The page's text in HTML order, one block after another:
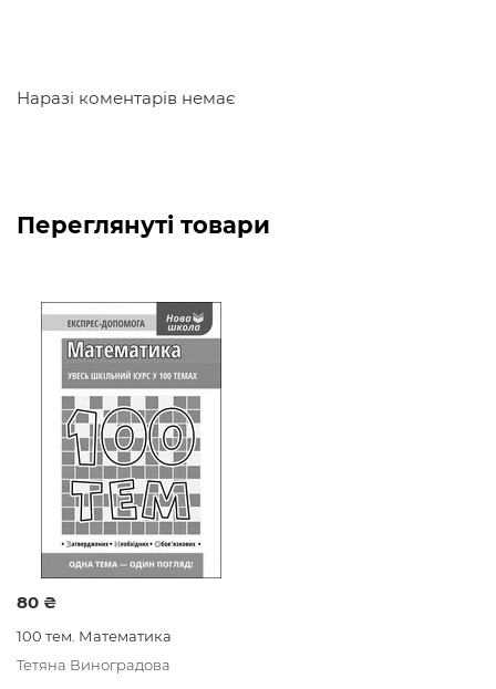
інтегрування і диференціювання винесені в розділ
представлені всі обов'язкові для вивчення в
середній і старшій школі теореми. Прямокутний
операції з векторами - всі ці теми можна повторити
або уточнити в довіднику.
Книга забезпечена предметним покажчиком, тому
пошук відповіді на питання займає мінімум часу.
Надає можливість самостійно систематизувати
знання, зосередити увагу на основних поняттях,
термінах, визначеннях.
100 тем це:
Бліц-підготовка до ДПА, ЗНО, контрольної або
самостійної роботи;
Наразі коментарів немає
Переглянуті товари
80 ₴
100 тем. Математика
Тетяна Виноградова